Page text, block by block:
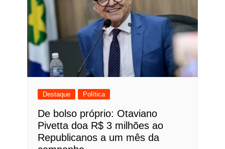
Destaque Política
De bolso próprio: Otaviano
Pivetta doa R$ 3 milhões ao
Republicanos a um mês da